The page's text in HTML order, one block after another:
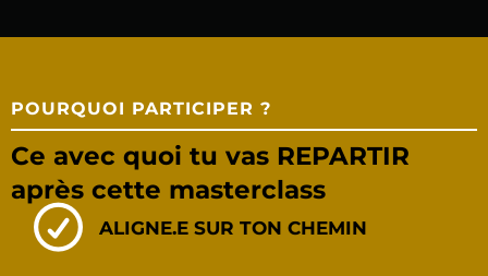
POURQUOI PARTICIPER ?
Ce avec quoi tu vas REPARTIR
après cette masterclass
ALIGNE.E SUR TON CHEMIN